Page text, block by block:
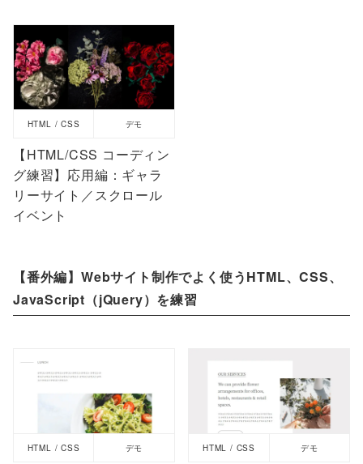
HTML / CSS デモ
【HTML/CSS コーディン
グ練習】応用編：ギャラ
リーサイト／スクロール
イベント
【番外編】Webサイト制作でよく使うHTML、CSS、
JavaScript（jQuery）を練習
HTML / CSS デモ HTML / CSS デモ